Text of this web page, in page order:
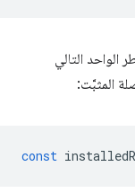
التالي
const